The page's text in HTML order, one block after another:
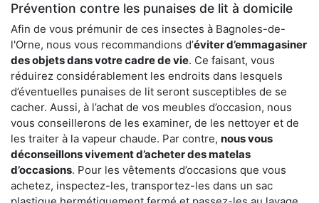
Prévention contre les punaises de lit à domicile
Afin de vous prémunir de ces insectes à Bagnoles-de-
l'Orne, nous vous recommandions d’éviter d’emmagasiner
des objets dans votre cadre de vie. Ce faisant, vous
réduirez considérablement les endroits dans lesquels
d’éventuelles punaises de lit seront susceptibles de se
cacher. Aussi, à l’achat de vos meubles d’occasion, nous
vous conseillerons de les examiner, de les nettoyer et de
les traiter à la vapeur chaude. Par contre, nous vous
déconseillons vivement d’acheter des matelas
d’occasions. Pour les vêtements d’occasions que vous
achetez, inspectez-les, transportez-les dans un sac